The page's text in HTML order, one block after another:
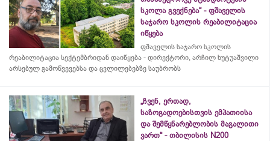
სკოლა გვექნება“ - ფშაველის
საჯარო სკოლის რეაბილიტაცია
იწყება
ფშაველის საჯარო სკოლის
რეაბილიტაცია სექტემბრიდან დაიწყება - დირექტორი, არჩილ ხუტუაშვილი
არსებულ გამოწვევებსა და ცვლილებებზე საუბრობს
„ჩვენ, ერთად,
საზოგადოებისთვის ემპათიისა
და შემწყნარებლობის მაგალითი
ვართ“ - თბილისის N200